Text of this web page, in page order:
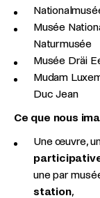
Musée
Naturmusée
Musée Dräi
Mudam
Duc Jean
Ce que nous
Une œuvre,
une par
station,